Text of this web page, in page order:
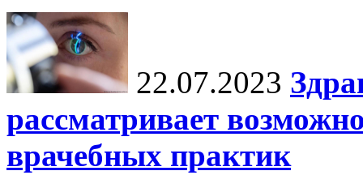
22.07.2023
рассматривает
врачебных практик